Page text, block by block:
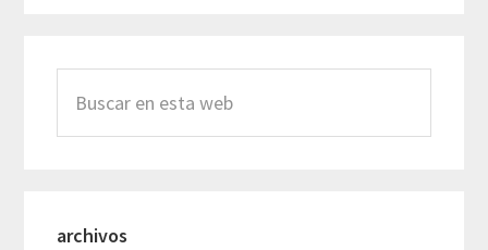
esta
archivos